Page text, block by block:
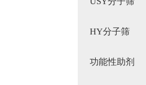
HY分子筛
功能性助剂